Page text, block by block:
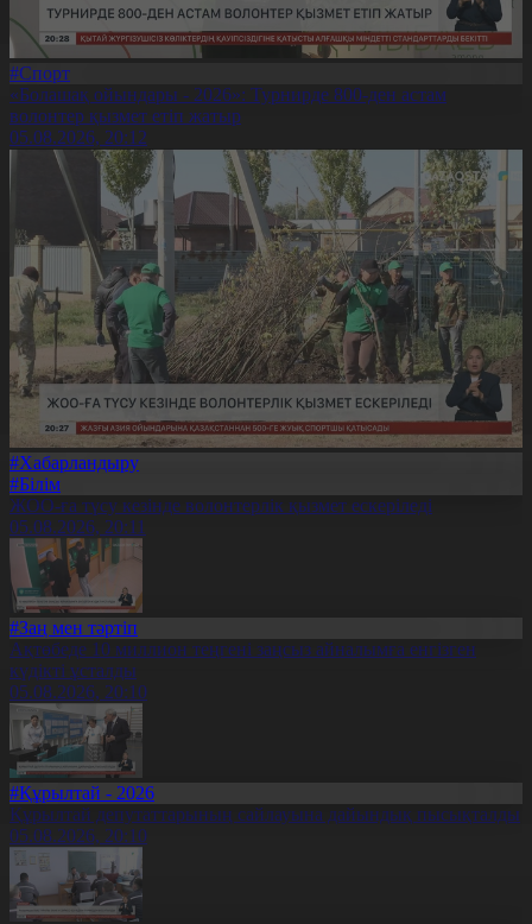
#Спорт
«Болашақ ойындары - 2026»: Турнирде 800-ден астам
волонтер қызмет етіп жатыр
05.08.2026, 20:12
#Хабарландыру
#Білім
ЖОО-ға түсу кезінде волонтерлік қызмет ескеріледі
05.08.2026, 20:11
#Заң мен тәртіп
Ақтөбеде 10 миллион теңгені заңсыз айналымға енгізген
күдікті ұсталды
05.08.2026, 20:10
#Құрылтай - 2026
Құрылтай депутаттарының сайлауына дайындық пысықталды
05.08.2026, 20:10